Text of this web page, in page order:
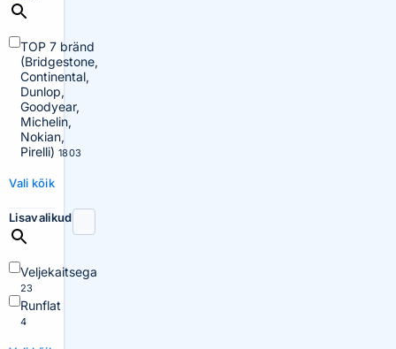
TOP 7 bränd
(Bridgestone,
Continental,
Dunlop,
Goodyear,
Michelin,
Nokian,
Pirelli) 1803
Vali kõik
Lisavalikud
Veljekaitsega
23
Runflat
4